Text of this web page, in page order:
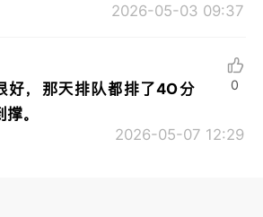
2026-05-03 09:37
好，那天排队都排了4O分
。
2026-05-07 12:29
0